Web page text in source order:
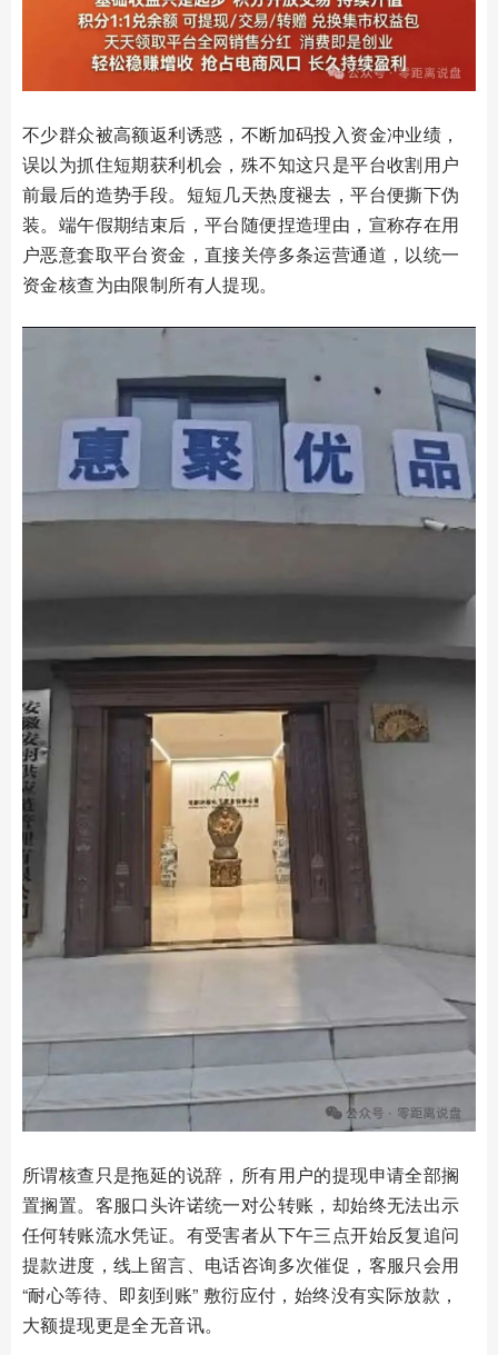
不少群众被高额返利诱惑，不断加码投入资金冲业绩，
误以为抓住短期获利机会，殊不知这只是平台收割用户
前最后的造势手段。短短几天热度褪去，平台便撕下伪
装。端午假期结束后，平台随便捏造理由，宣称存在用
户恶意套取平台资金，直接关停多条运营通道，以统一
资金核查为由限制所有人提现。
所谓核查只是拖延的说辞，所有用户的提现申请全部搁
置搁置。客服口头许诺统一对公转账，却始终无法出示
任何转账流水凭证。有受害者从下午三点开始反复追问
提款进度，线上留言、电话咨询多次催促，客服只会用
“耐心等待、即刻到账” 敷衍应付，始终没有实际放款，
大额提现更是全无音讯。